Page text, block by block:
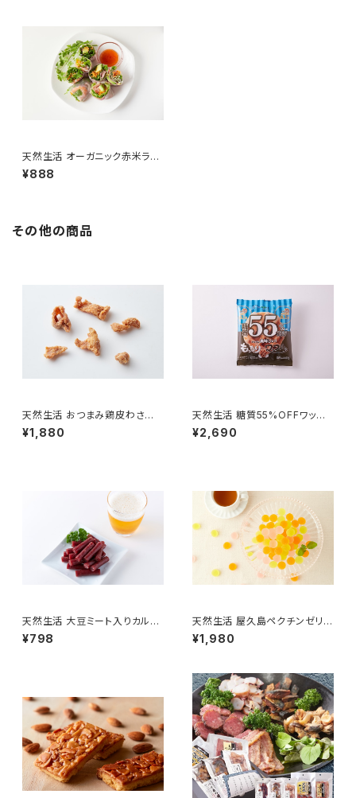
天然生活 オーガニック赤米ライ
スペーパー (200g)
¥888
その他の商品
天然生活 おつまみ鶏皮わさび
風味 国産 おつまみ 珍味 チップ
ス パリパリ カリカリ 揚げ (200
¥1,880
天然生活 糖質55%OFFワッフ
ル (15個) プレーン味
¥2,690
天然生活 大豆ミート入りカルパ
ス （200g） 無選別 大豆肉 ソイ
ミート おつまみ おやつ 国内製
¥798
天然生活 屋久島ペクチンゼリー
(500g)パッションフルーツ・ た
んかん・ すもも 3種
¥1,980